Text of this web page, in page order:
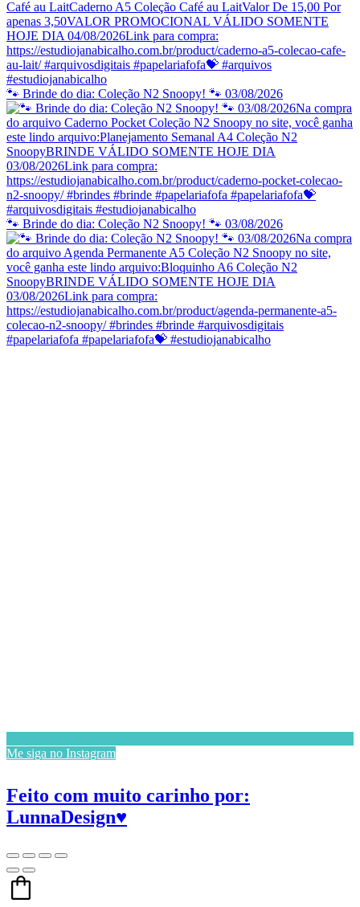
🐾 Brinde do dia: Coleção N2 Snoopy! 🐾 03/08/2026
🐾 Brinde do dia: Coleção N2 Snoopy! 🐾 03/08/2026
Me siga no Instagram
Feito com muito carinho por:
LunnaDesign♥